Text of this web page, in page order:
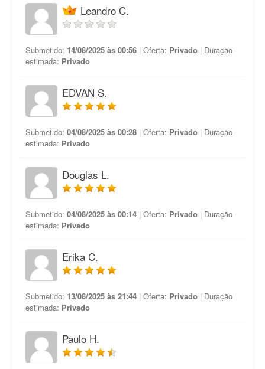
Leandro C.
Submetido: 14/08/2025 às 00:56 | Oferta: Privado | Duração
estimada: Privado
EDVAN S.
Submetido: 04/08/2025 às 00:28 | Oferta: Privado | Duração
estimada: Privado
Douglas L.
Submetido: 04/08/2025 às 00:14 | Oferta: Privado | Duração
estimada: Privado
Erika C.
Submetido: 13/08/2025 às 21:44 | Oferta: Privado | Duração
estimada: Privado
Paulo H.